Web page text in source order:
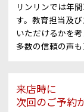
リンリンでは年
す。教育担当及
いただけるかを
多数の信頼の声も
来店時に
次回のご予約